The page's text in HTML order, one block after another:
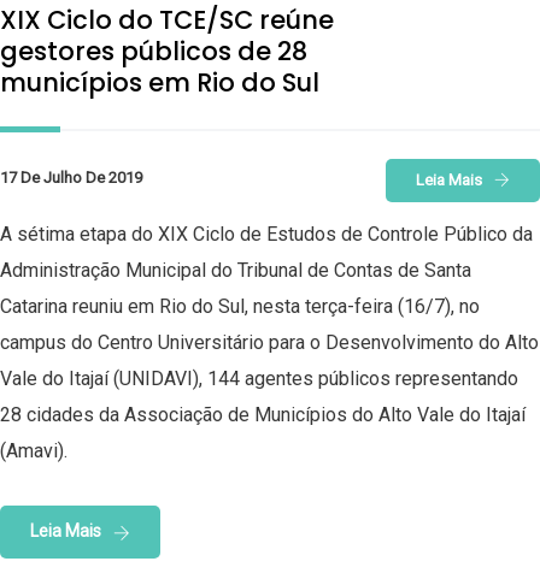
XIX Ciclo do TCE/SC reúne
gestores públicos de 28
municípios em Rio do Sul
17 De Julho De 2019 Leia Mais
A sétima etapa do XIX Ciclo de Estudos de Controle Público da
Administração Municipal do Tribunal de Contas de Santa
Catarina reuniu em Rio do Sul, nesta terça-feira (16/7), no
campus do Centro Universitário para o Desenvolvimento do Alto
Vale do Itajaí (UNIDAVI), 144 agentes públicos representando
28 cidades da Associação de Municípios do Alto Vale do Itajaí
(Amavi).
Leia Mais